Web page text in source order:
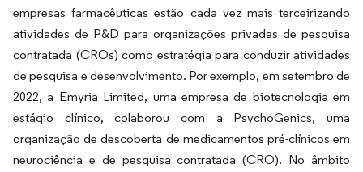
empresas farmacêuticas estão cada vez mais terceirizando
atividades de P&D para organizações privadas de pesquisa
contratada (CROs) como estratégia para conduzir atividades
de pesquisa e desenvolvimento. Por exemplo, em setembro de
2022, a Emyria Limited, uma empresa de biotecnologia em
estágio clínico, colaborou com a PsychoGenics, uma
organização de descoberta de medicamentos pré-clínicos em
neurociência e de pesquisa contratada (CRO). No âmbito